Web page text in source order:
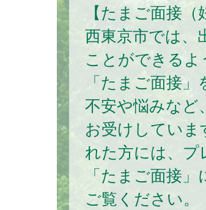
【たまご面接（
西東京市では、
ことができるよ
「たまご面接
不安や悩みなど
お受けしていま
れた方には、プ
「たまご面接」
ご覧ください。